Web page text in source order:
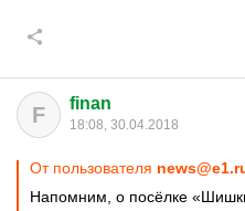
F finan
18:08, 30.04.2018
От пользователя
Напомним, о посёлке